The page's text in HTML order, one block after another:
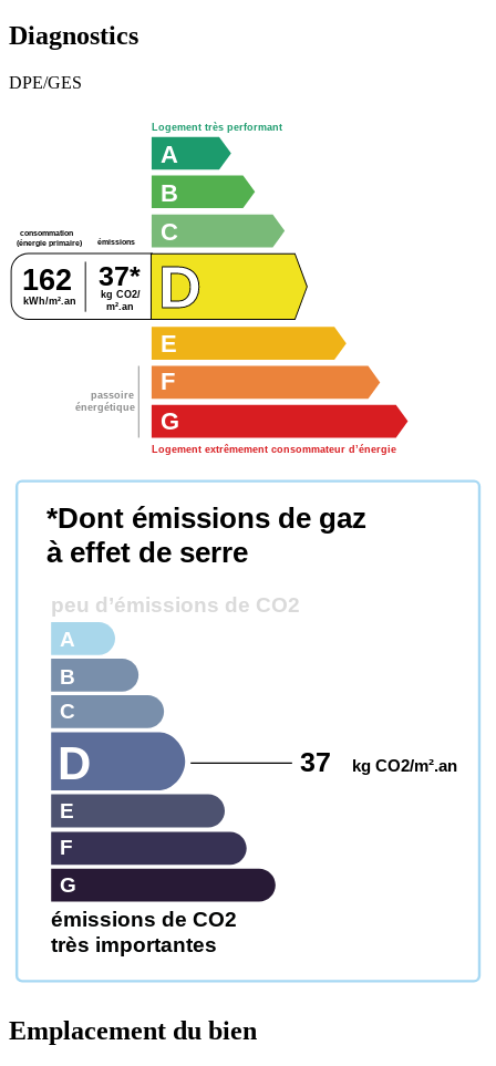
Diagnostics
DPE/GES
passoire
énergétique
consommation
(énergie primaire)
émissions
kg CO2/
m².an
kWh/m².an
162 37*
G
Logement extrêmement consommateur d’énergie
F
E
D
C
B
A
Logement très performant
émissions de CO2
très importantes
*Dont émissions de gaz
à effet de serre
peu d’émissions de CO2
G
F
E
D 37 kg CO2/m².an
C
B
A
Emplacement du bien